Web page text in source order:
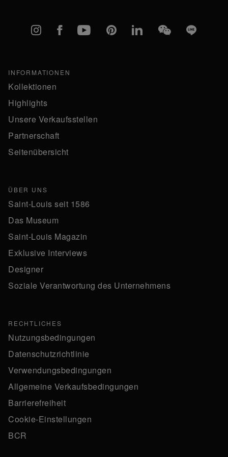
Instagram
FacebookYouTubePinterestlinkedInWeChatLine
INFORMATIONEN
Kollektionen
Highlights
Unsere Verkaufsstellen
Partnerschaft
Seitenübersicht
ÜBER UNS
Saint-Louis seit 1586
Das Museum
Saint-Louis Magazin
Exklusive Interviews
Designer
Soziale Verantwortung des Unternehmens
RECHTLICHES
Nutzungsbedingungen
Datenschutzrichtlinie
Verwendungsbedingungen
Allgemeine Verkaufsbedingungen
Barrierefreiheit
Cookie-Einstellungen
BCR